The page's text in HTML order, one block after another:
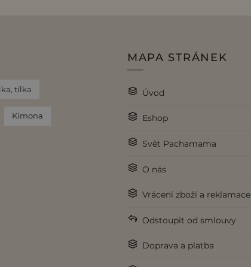
tílka
Kimona
MAPA STRÁNEK
Úvod
Eshop
Svět Pachamama
O nás
Vrácení zboží a reklamace
Odstoupit od smlouvy
Doprava a platba